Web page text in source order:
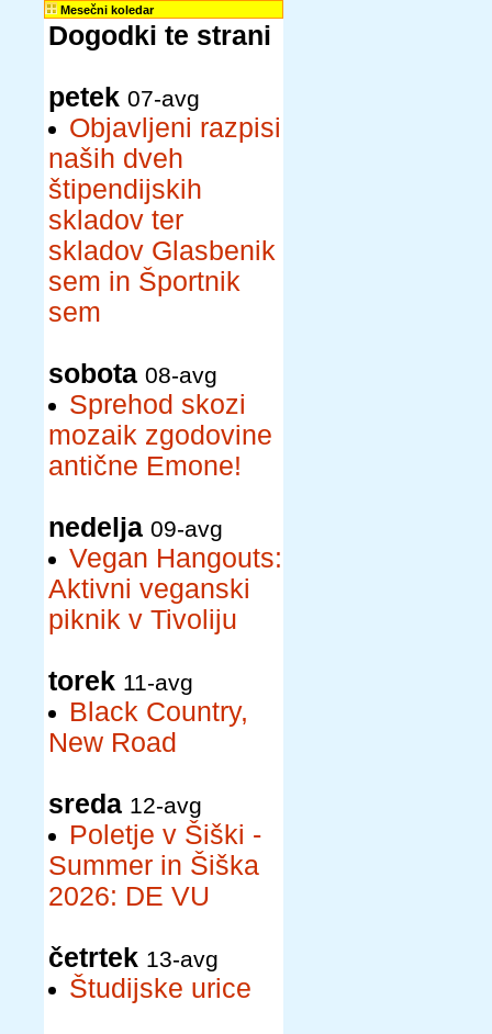
Mesečni koledar
Dogodki te strani
petek 07-avg
Objavljeni razpisi
naših dveh
štipendijskih
skladov ter
skladov Glasbenik
sem in Športnik
sem
sobota 08-avg
Sprehod skozi
mozaik zgodovine
antične Emone!
nedelja 09-avg
Vegan Hangouts:
Aktivni veganski
piknik v Tivoliju
torek 11-avg
Black Country,
New Road
sreda 12-avg
Poletje v Šiški -
Summer in Šiška
2026: DE VU
četrtek 13-avg
Študijske urice